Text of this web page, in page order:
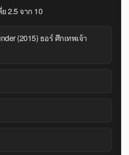
2.5จาก 10
(2015) ธอร์ ศึกเทพเจ้า